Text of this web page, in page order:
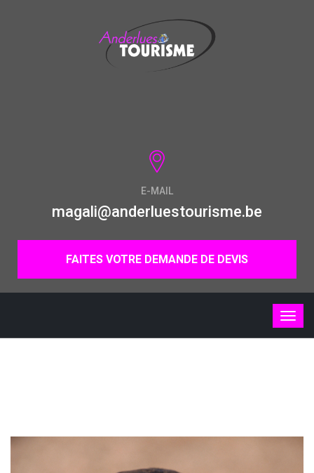
E-MAIL
magali@anderluestourisme.be
FAITES VOTRE DEMANDE DE DEVIS